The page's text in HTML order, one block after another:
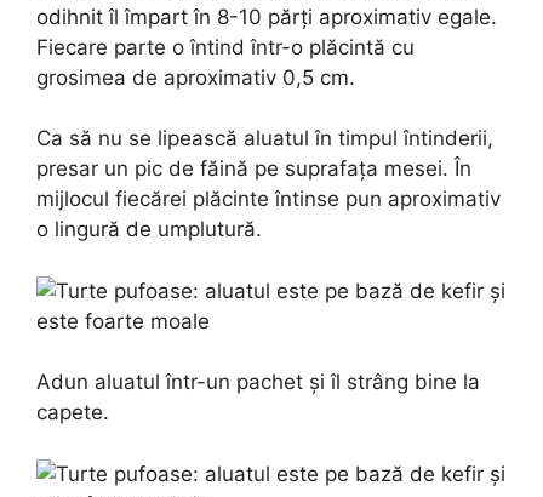
odihnit îl împart în 8-10 părți aproximativ egale.
Fiecare parte o întind într-o plăcintă cu
grosimea de aproximativ 0,5 cm.
Ca să nu se lipească aluatul în timpul întinderii,
presar un pic de făină pe suprafața mesei. În
mijlocul fiecărei plăcinte întinse pun aproximativ
o lingură de umplutură.
Adun aluatul într-un pachet și îl strâng bine la
capete.